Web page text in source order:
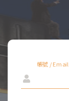
帳號 / Email